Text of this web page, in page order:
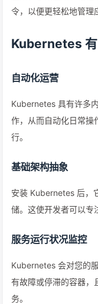
令，以便更轻松地管理
Kubernetes 有
自动化运营
Kubernetes 具有许多
作，从而自动化日常操
行。
基础架构抽象
安装 Kubernetes 后，
储。这使开发者可以专
服务运行状况监控
Kubernetes 会对您的
有故障或停滞的容器，
务。